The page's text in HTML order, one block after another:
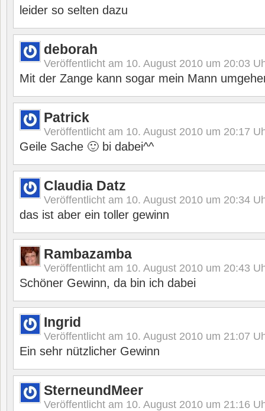
leider so selten dazu
deborah
Veröffentlicht am 10. August 2010 um 20:03
Mit der Zange kann sogar mein Mann
Patrick
Veröffentlicht am 10. August 2010 um 20:17
Geile Sache 🙂 bi dabei^^
Claudia Datz
Veröffentlicht am 10. August 2010 um 20:34
das ist aber ein toller gewinn
Rambazamba
Veröffentlicht am 10. August 2010 um 20:43
Schöner Gewinn, da bin ich dabei
Ingrid
Veröffentlicht am 10. August 2010 um 21:07
Ein sehr nützlicher Gewinn
SterneundMeer
Veröffentlicht am 10. August 2010 um 21:16